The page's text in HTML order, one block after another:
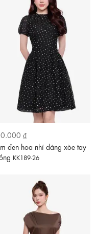
₫
đen hoa nhí dáng xòe tay
KK189-26